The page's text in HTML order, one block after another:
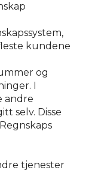
kundene
og
I
andre
selv. Disse
tjenester